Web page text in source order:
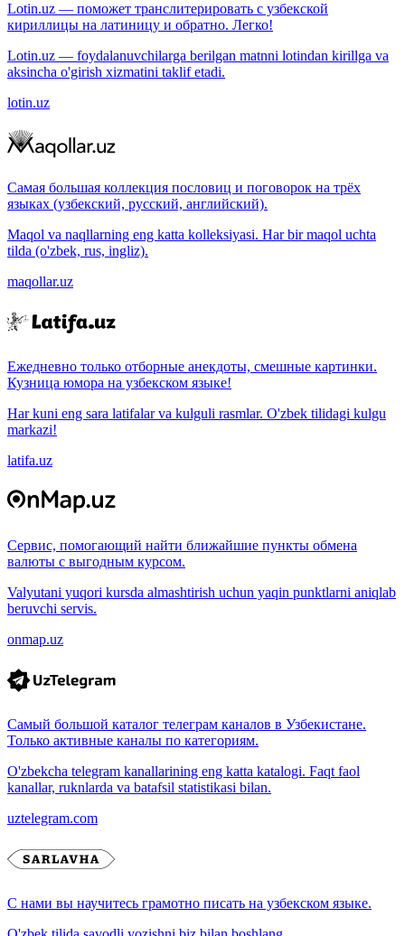
Lotin.uz — поможет транслитерировать с узбекской
кириллицы на латиницу и обратно. Легко!
Lotin.uz — foydalanuvchilarga berilgan matnni lotindan kirillga va
aksincha o'girish xizmatini taklif etadi.
lotin.uz
Самая большая коллекция пословиц и поговорок на трёх
языках (узбекский, русский, английский).
Maqol va naqllarning eng katta kolleksiyasi. Har bir maqol uchta
tilda (o'zbek, rus, ingliz).
maqollar.uz
Ежедневно только отборные анекдоты, смешные картинки.
Кузница юмора на узбекском языке!
Har kuni eng sara latifalar va kulguli rasmlar. O'zbek tilidagi kulgu
markazi!
latifa.uz
Сервис, помогающий найти ближайшие пункты обмена
валюты с выгодным курсом.
Valyutani yuqori kursda almashtirish uchun yaqin punktlarni aniqlab
beruvchi servis.
onmap.uz
Самый большой каталог телеграм каналов в Узбекистане.
Только активные каналы по категориям.
O'zbekcha telegram kanallarining eng katta katalogi. Faqt faol
kanallar, ruknlarda va batafsil statistikasi bilan.
uztelegram.com
С нами вы научитесь грамотно писать на узбекском языке.